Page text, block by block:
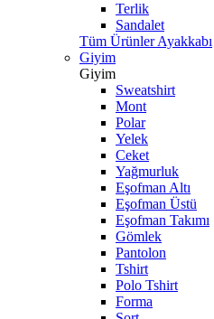
Terlik
Sandalet
Tüm Ürünler Ayakkabı
Giyim
Giyim
Sweatshirt
Mont
Polar
Yelek
Ceket
Yağmurluk
Eşofman Altı
Eşofman Üstü
Eşofman Takımı
Gömlek
Pantolon
Tshirt
Polo Tshirt
Forma